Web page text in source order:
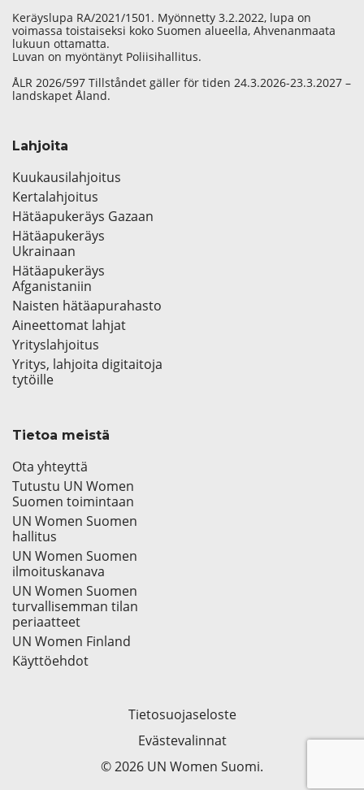
Keräyslupa RA/2021/1501. Myönnetty 3.2.2022, lupa on
voimassa toistaiseksi koko Suomen alueella, Ahvenanmaata
lukuun ottamatta.
Luvan on myöntänyt Poliisihallitus.
ÅLR 2026/597 Tillståndet gäller för tiden 24.3.2026-23.3.2027 –
landskapet Åland.
Lahjoita
Kuukausilahjoitus
Kertalahjoitus
Hätäapukeräys Gazaan
Hätäapukeräys
Ukrainaan
Hätäapukeräys
Afganistaniin
Naisten hätäapurahasto
Aineettomat lahjat
Yrityslahjoitus
Yritys, lahjoita digitaitoja
tytöille
Tietoa meistä
Ota yhteyttä
Tutustu UN Women
Suomen toimintaan
UN Women Suomen
hallitus
UN Women Suomen
ilmoituskanava
UN Women Suomen
turvallisemman tilan
periaatteet
UN Women Finland
Käyttöehdot
Tietosuojaseloste
Evästevalinnat
© 2026 UN Women Suomi.